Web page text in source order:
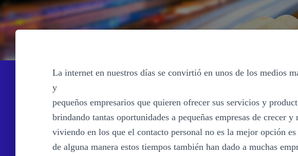
La internet en nuestros días se convirtió en unos de los medios
y
pequeños empresarios que quieren ofrecer sus servicios y
brindando tantas oportunidades a pequeñas empresas de crecer y
viviendo en los que el contacto personal no es la mejor opción
de alguna manera estos tiempos también han dado a muchas